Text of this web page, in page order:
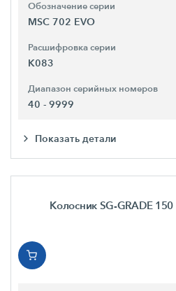
Обозначение серии
MSC 702 EVO
Расшифровка серии
K083
Диапазон серийных номеров
40 - 9999
Показать детали
Колосник SG-GRADE 150